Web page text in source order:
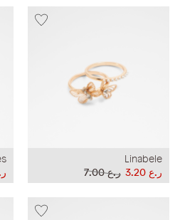
Linabele
ر.ع 7.00
ر.ع 3.20